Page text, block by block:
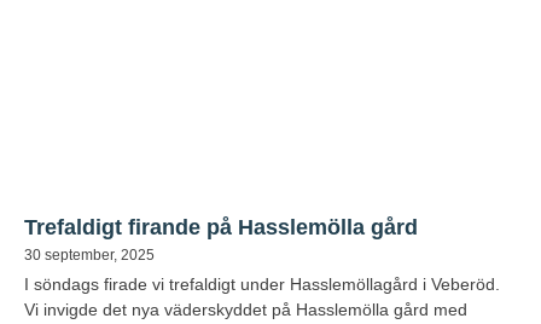
Trefaldigt firande på Hasslemölla gård
30 september, 2025
I söndags firade vi trefaldigt under Hasslemöllagård i Veberöd.
Vi invigde det nya väderskyddet på Hasslemölla gård med